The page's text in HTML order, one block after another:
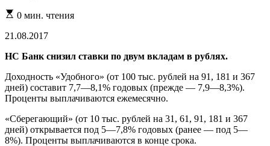
Расчетное
чтения
0 мин. чтения
21.08.2017
НС Банк снизил ставки по двум вкладам в рублях.
Доходность «Удобного» (от 100 тыс. рублей на 91, 181 и 367
дней) составит 7,7—8,1% годовых (прежде — 7,9—8,3%).
Проценты выплачиваются ежемесячно.
«Сберегающий» (от 10 тыс. рублей на 31, 61, 91, 181 и 367
дней) открывается под 5—7,8% годовых (ранее — под 5—
8%). Проценты выплачиваются в конце срока.